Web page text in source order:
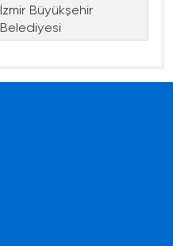
İzmir Büyükşehir
Belediyesi